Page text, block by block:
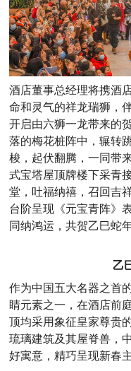
酒店董事总经理将携酒
命和灵气的祥龙瑞狮，
开启由六狮一龙带来的
落的梅花桩阵中，辗转
梭，起伏翻腾，一同带
式宝塔屋顶牌楼下采青
堂，吐福纳禧，召回吉
台阶呈现《元宝青阵》
同纳鸿运，共贺乙巳蛇
乙
作为中国五大名器之首
睛元素之一，在酒店前
顶均采用象征皇家尊贵
琉璃建筑及其屋脊兽，
好寓意，精巧呈现新春